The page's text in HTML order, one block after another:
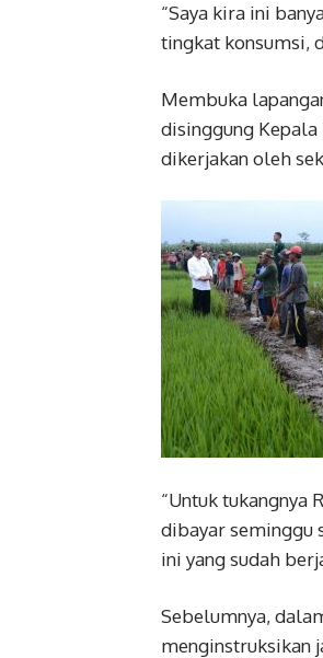
“Saya kira ini
tingkat konsumsi,
Membuka
disinggung
dikerjakan oleh
“Untuk tukangnya
dibayar seminggu
ini yang sudah
Sebelumnya,
menginstruksikan